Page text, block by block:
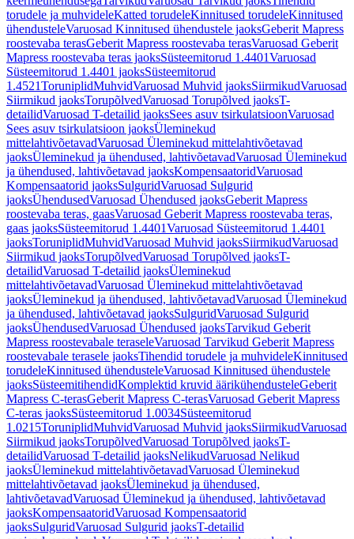
torudele ja muhvideleKatted torudeleKinnitused torudeleKinnitused
ühendusteleVaruosad Kinnitused ühendustele jaoksGeberit Mapress
roostevaba terasGeberit Mapress roostevaba terasVaruosad Geberit
Mapress roostevaba teras jaoksSüsteemitorud 1.4401Varuosad
Süsteemitorud 1.4401 jaoksSüsteemitorud
1.4521ToruniplidMuhvidVaruosad Muhvid jaoksSiirmikudVaruosad
Siirmikud jaoksTorupõlvedVaruosad Torupõlved jaoksT-
detailidVaruosad T-detailid jaoksSees asuv tsirkulatsioonVaruosad
Sees asuv tsirkulatsioon jaoksÜleminekud
mittelahtivõetavadVaruosad Üleminekud mittelahtivõetavad
jaoksÜleminekud ja ühendused, lahtivõetavadVaruosad Üleminekud
ja ühendused, lahtivõetavad jaoksKompensaatoridVaruosad
Kompensaatorid jaoksSulguridVaruosad Sulgurid
jaoksÜhendusedVaruosad Ühendused jaoksGeberit Mapress
roostevaba teras, gaasVaruosad Geberit Mapress roostevaba teras,
gaas jaoksSüsteemitorud 1.4401Varuosad Süsteemitorud 1.4401
jaoksToruniplidMuhvidVaruosad Muhvid jaoksSiirmikudVaruosad
Siirmikud jaoksTorupõlvedVaruosad Torupõlved jaoksT-
detailidVaruosad T-detailid jaoksÜleminekud
mittelahtivõetavadVaruosad Üleminekud mittelahtivõetavad
jaoksÜleminekud ja ühendused, lahtivõetavadVaruosad Üleminekud
ja ühendused, lahtivõetavad jaoksSulguridVaruosad Sulgurid
jaoksÜhendusedVaruosad Ühendused jaoksTarvikud Geberit
Mapress roostevabale teraseleVaruosad Tarvikud Geberit Mapress
roostevabale terasele jaoksTihendid torudele ja muhvideleKinnitused
torudeleKinnitused ühendusteleVaruosad Kinnitused ühendustele
jaoksSüsteemitihendidKomplektid kruvid äärikühendusteleGeberit
Mapress C-terasGeberit Mapress C-terasVaruosad Geberit Mapress
C-teras jaoksSüsteemitorud 1.0034Süsteemitorud
1.0215ToruniplidMuhvidVaruosad Muhvid jaoksSiirmikudVaruosad
Siirmikud jaoksTorupõlvedVaruosad Torupõlved jaoksT-
detailidVaruosad T-detailid jaoksNelikudVaruosad Nelikud
jaoksÜleminekud mittelahtivõetavadVaruosad Üleminekud
mittelahtivõetavad jaoksÜleminekud ja ühendused,
lahtivõetavadVaruosad Üleminekud ja ühendused, lahtivõetavad
jaoksKompensaatoridVaruosad Kompensaatorid
jaoksSulguridVaruosad Sulgurid jaoksT-detailid